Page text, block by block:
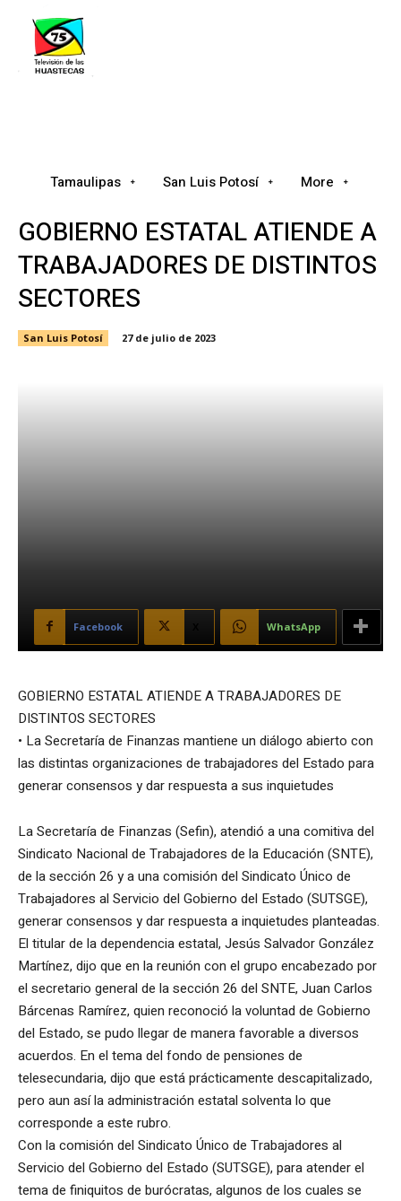
Tamaulipas San Luis Potosí More
GOBIERNO ESTATAL ATIENDE A
TRABAJADORES DE DISTINTOS
SECTORES
San Luis Potosí 27 de julio de 2023
Facebook WhatsApp
GOBIERNO ESTATAL ATIENDE A TRABAJADORES DE
DISTINTOS SECTORES
• La Secretaría de Finanzas mantiene un diálogo abierto con
las distintas organizaciones de trabajadores del Estado para
generar consensos y dar respuesta a sus inquietudes
La Secretaría de Finanzas (Sefin), atendió a una comitiva del
Sindicato Nacional de Trabajadores de la Educación (SNTE),
de la sección 26 y a una comisión del Sindicato Único de
Trabajadores al Servicio del Gobierno del Estado (SUTSGE),
generar consensos y dar respuesta a inquietudes planteadas.
El titular de la dependencia estatal, Jesús Salvador González
Martínez, dijo que en la reunión con el grupo encabezado por
el secretario general de la sección 26 del SNTE, Juan Carlos
Bárcenas Ramírez, quien reconoció la voluntad de Gobierno
del Estado, se pudo llegar de manera favorable a diversos
acuerdos. En el tema del fondo de pensiones de
telesecundaria, dijo que está prácticamente descapitalizado,
pero aun así la administración estatal solventa lo que
corresponde a este rubro.
Con la comisión del Sindicato Único de Trabajadores al
Servicio del Gobierno del Estado (SUTSGE), para atender el
tema de finiquitos de burócratas, algunos de los cuales se